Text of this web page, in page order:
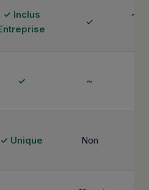
✓ Inclus
✓
~
✓ ~
✓ Unique Non